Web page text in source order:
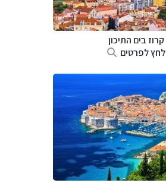
קרוז בים התיכון
לחץ לפרטים